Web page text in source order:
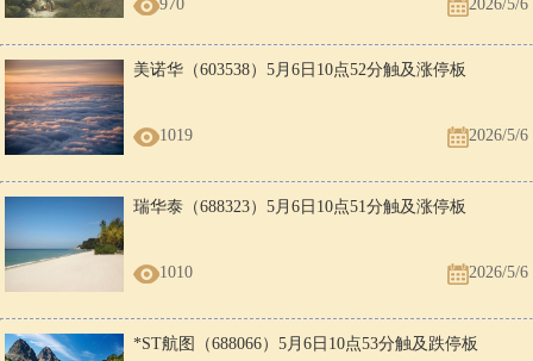
970 2026/5/6
美诺华（603538）5月6日10点52分触及涨停板
1019 2026/5/6
瑞华泰（688323）5月6日10点51分触及涨停板
1010 2026/5/6
*ST航图（688066）5月6日10点53分触及跌停板